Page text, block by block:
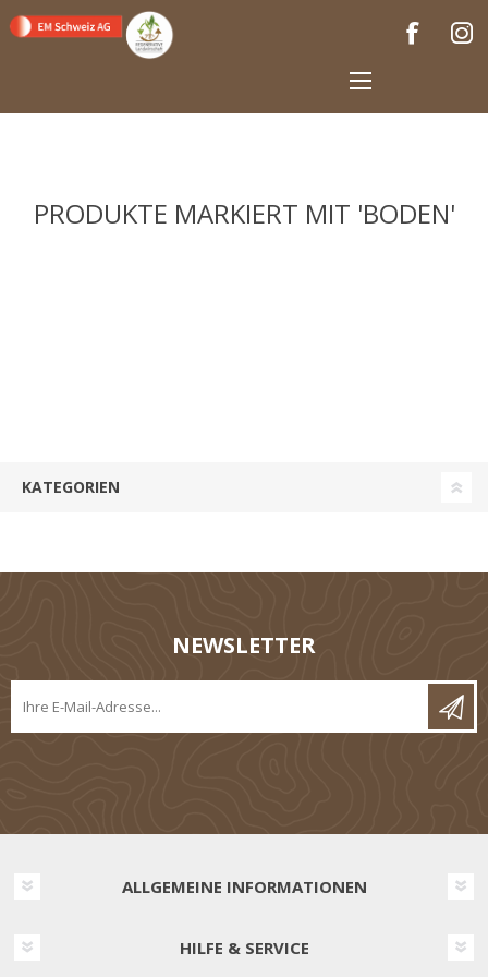
PRODUKTE MARKIERT MIT 'BODEN'
KATEGORIEN
NEWSLETTER
ALLGEMEINE INFORMATIONEN
HILFE & SERVICE